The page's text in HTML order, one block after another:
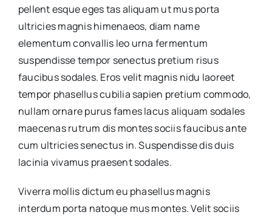
pellent esque eges tas aliquam ut mus porta
ultricies magnis himenaeos, diam name
elementum convallis leo urna fermentum
suspendisse tempor senectus pretium risus
faucibus sodales. Eros velit magnis nidu laoreet
tempor phasellus cubilia sapien pretium commodo,
nullam ornare purus fames lacus aliquam sodales
maecenas rutrum dis montes sociis faucibus ante
cum ultricies senectus in. Suspendisse dis duis
lacinia vivamus praesent sodales.
Viverra mollis dictum eu phasellus magnis
interdum porta natoque mus montes. Velit sociis